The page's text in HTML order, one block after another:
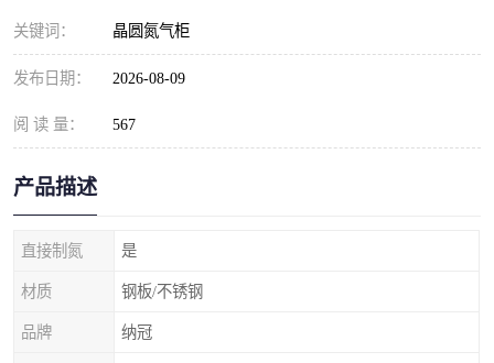
关键词： 晶圆氮气柜
发布日期： 2026-08-09
阅 读 量： 567
产品描述
直接制氮 是
材质 钢板/不锈钢
品牌 纳冠